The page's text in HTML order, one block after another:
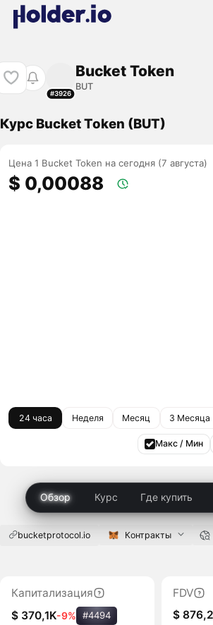
#3926
Bucket Token
BUT
Курс Bucket Token (BUT)
Цена 1 Bucket Token на сегодня (7 августа)
$ 0,00088
24 часа Неделя Месяц 3 Месяца
Макс / Мин
Обзор Курс Где купить
bucketprotocol.io Контракты
Капитализация
$ 370,1K-9% #4494
FDV
$